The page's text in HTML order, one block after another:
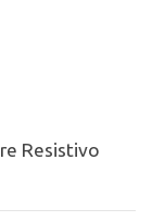
Resistivo